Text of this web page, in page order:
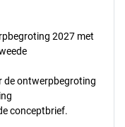
2027 met
de ontwerpbegroting
conceptbrief.